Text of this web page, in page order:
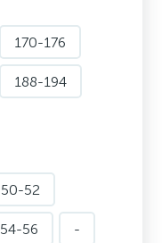
170-176
188-194
50-52
54-56 -